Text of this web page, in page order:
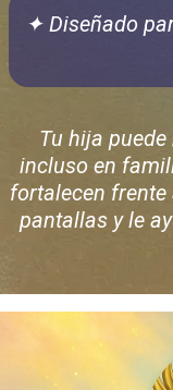
✦ Diseñado
Tu hija
incluso en
fortalecen
pantallas y le